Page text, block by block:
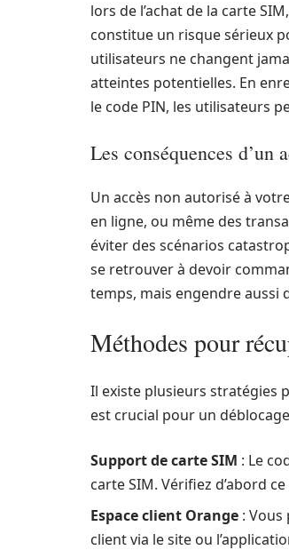
lors de l’achat de la carte
constitue un risque sérieux
utilisateurs ne changent
atteintes potentielles. En
le code PIN, les utilisateurs
Les conséquences d’un
Un accès non autorisé à
en ligne, ou même des
éviter des scénarios
se retrouver à devoir
temps, mais engendre aussi
Méthodes pour
Il existe plusieurs stratégies
est crucial pour un
Support de carte SIM : Le
carte SIM. Vérifiez d’abord
Espace client Orange : Vous
client via le site ou